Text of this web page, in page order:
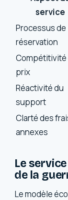
service
Processus de
réservation
Compétitivité
prix
Réactivité du
support
Clarté des
annexes
Le
de la
Le modèle